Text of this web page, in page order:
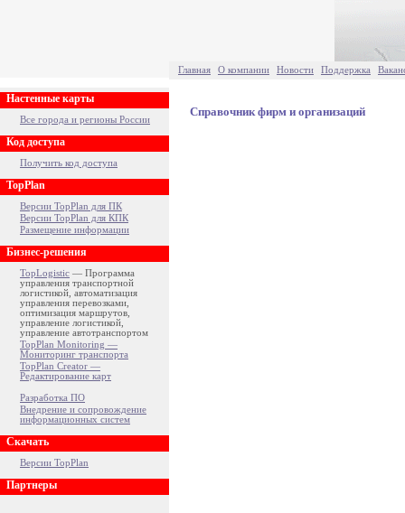
Главная О компании Новости Поддержка
Настенные карты
Все города и регионы России
Код доступа
Получить код доступа
TopPlan
Версии TopPlan для ПК
Версии TopPlan для КПК
Размещение информации
Бизнес-решения
TopLogistic — Программа
управления транспортной
логистикой, автоматизация
управления перевозками,
оптимизация маршрутов,
управление логистикой,
управление автотранспортом
TopPlan Monitoring —
Мониторинг транспорта
TopPlan Creator —
Редактирование карт
Разработка ПО
Внедрение и сопровождение
информационных систем
Скачать
Версии TopPlan
Партнеры
Справочник фирм и организаций